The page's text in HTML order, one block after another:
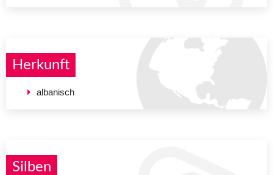
Herkunft
albanisch
Silben